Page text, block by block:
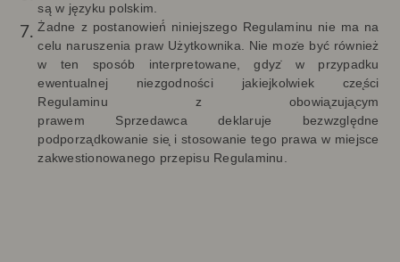
są w języku polskim.
Żadne z postanowień́ niniejszego Regulaminu nie ma na
celu naruszenia praw Użytkownika. Nie moze być również
w ten sposób interpretowane, gdyzw przypadku
ewentualnej niezgodności jakiejkolwiek cześci
Regulaminu z obowiazujacym
prawem
Sprzedawca deklaruje bezwzględne
podporzadkowanie sie i stosowanie tego prawa w miejsce
zakwestionowanego przepisu Regulaminu.